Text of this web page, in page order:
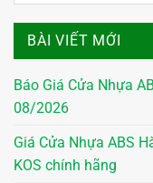
BÀI VIẾT MỚI
Báo Giá Cửa Nhựa
08/2026
Giá Cửa Nhựa ABS
KOS chính hãng